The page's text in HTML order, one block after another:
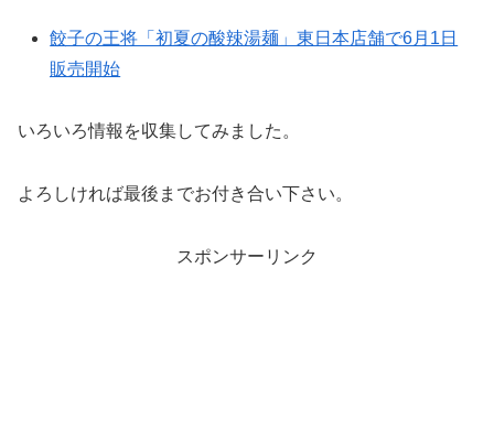
餃子の王将「初夏の酸辣湯麺」東日本店舗で6月1日
販売開始
いろいろ情報を収集してみました。
よろしければ最後までお付き合い下さい。
スポンサーリンク